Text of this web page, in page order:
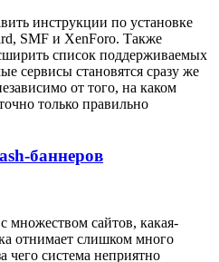
инструкции по установке
SMF и XenForo. Также
список поддерживаемых
сервисы становятся сразу же
от того, на каком
только правильно
баннеров
множеством сайтов, какая-
отнимает слишком много
чего система неприятно